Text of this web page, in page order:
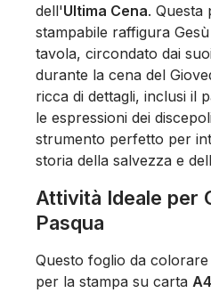
dell'Ultima Cena. Questa
stampabile raffigura
tavola, circondato dai
durante la cena del
ricca di dettagli, inclusi il
le espressioni dei
strumento perfetto per
storia della salvezza e
Attività Ideale per
Pasqua
Questo foglio da
per la stampa su carta A4